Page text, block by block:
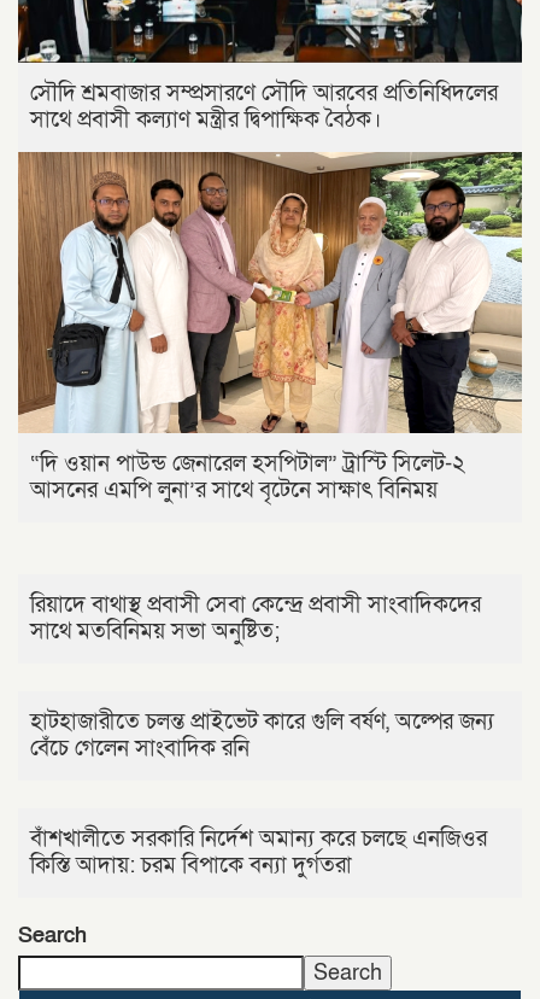
সৌদি শ্রমবাজার সম্প্রসারণে সৌদি আরবের প্রতিনিধিদলের
সাথে প্রবাসী কল্যাণ মন্ত্রীর দ্বিপাক্ষিক বৈঠক।
“দি ওয়ান পাউন্ড জেনারেল হসপিটাল” ট্রাস্টি সিলেট-২
আসনের এমপি লুনা’র সা‌থে বৃটেনে সাক্ষাৎ বিনিময়
রিয়াদে বাথাস্থ প্রবাসী সেবা কেন্দ্রে প্রবাসী সাংবাদিকদের
সাথে মতবিনিময় সভা অনুষ্টিত;
হাটহাজারীতে চলন্ত প্রাইভেট কারে গুলি বর্ষণ, অল্পের জন্য
বেঁচে গেলেন সাংবাদিক রনি
বাঁশখালীতে সরকারি নির্দেশ অমান্য করে চলছে এনজিওর
কিস্তি আদায়: চরম বিপাকে বন্যা দুর্গতরা
Search
Search